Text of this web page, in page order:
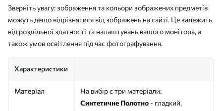
Зверніть увагу: зображення та кольори зображених предметів
можуть дещо відрізнятися від зображень на сайті. Це залежить
від роздільної здатності та налаштувань вашого монітора, а
також умов освітлення під час фотографування.
Характеристики
Матеріал
На вибір є три матеріали:
Синтетичне Полотно - гладкий,